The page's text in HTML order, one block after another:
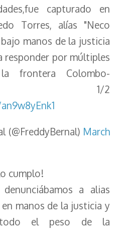
capturado en
Torres, alías "Neco
manos de la justicia
responder por múltiples
frontera Colombo-
1/2
(@FreddyBernal) March
cumplo!
a alias
manos de la justicia y
el peso de la